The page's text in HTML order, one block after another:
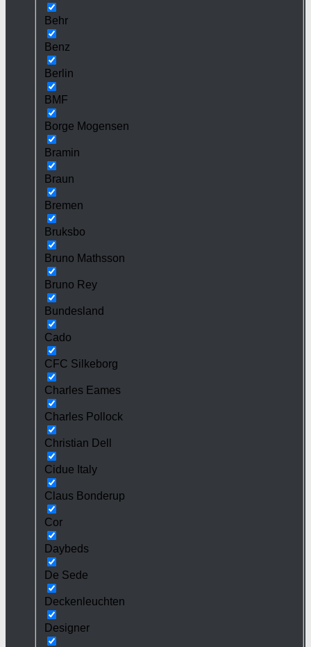
Behr
Benz
Berlin
BMF
Borge Mogensen
Bramin
Braun
Bremen
Bruksbo
Bruno Mathsson
Bruno Rey
Bundesland
Cado
CFC Silkeborg
Charles Eames
Charles Pollock
Christian Dell
Cidue Italy
Claus Bonderup
Cor
Daybeds
De Sede
Deckenleuchten
Designer